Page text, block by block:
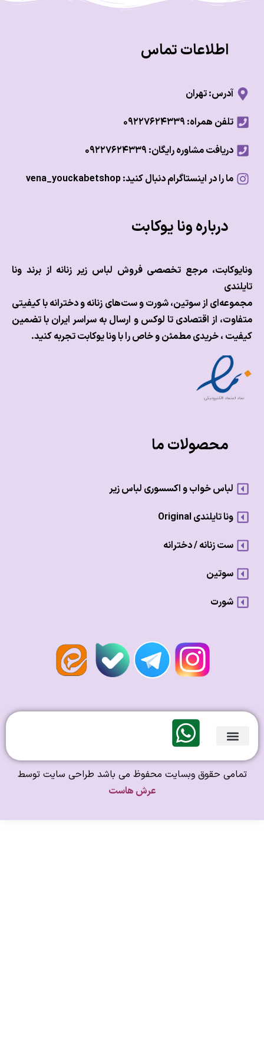
اطلاعات تماس
آدرس: تهران
تلفن همراه: ۰۹۲۲۷۶۲۴۳۳۹
دریافت مشاوره رایگان: ۰۹۲۲۷۶۲۴۳۳۹
ما را در اینستاگرام دنبال کنید: vena_youckabetshop
درباره ونا یوکابت
مرجع تخصصی فروش لباس زیر زنانه از برند ونا
از سوتین، شورت و ست‌های زنانه و دخترانه با کیفیتی
از اقتصادی تا لوکس وارسال به سراسر ایران با تضمین
، خریدی مطمئن و خاص را با ونا یوکابت تجربه کنید.
محصولات ما
لباس خواب و اکسسوری لباس زیر
ونا تایلندی Original
ست زنانه / دخترانه
سوتین
شورت
حقوق وبسایت محفوظ می باشد طراحی سایت توسط
عرش هاست